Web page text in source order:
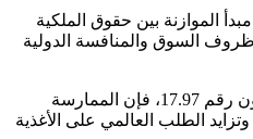
الموازنة بين حقوق الملكية
ظروف السوق والمنافسة الدولية
وإذا كانت حماية المستنبطات النباتية قد حظيت باهتمام المشرع المغربي من خلال انضمام المغرب إلى اتفاقية UPOV سنة 2006 وسن القانون رقم 9.02 الذي عدل وتمم القانون رقم 17.97، فإن الممارسة
الطلب العالمي على الأغذية